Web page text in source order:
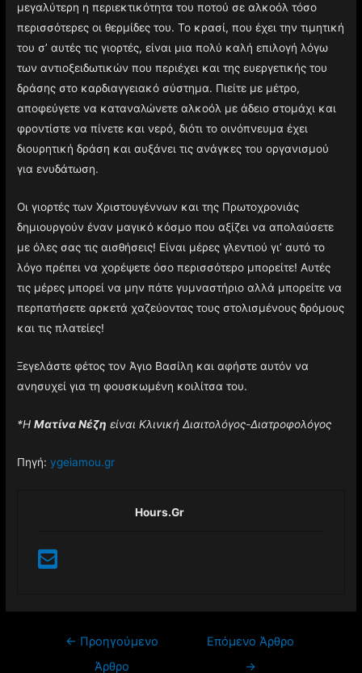
μεγαλύτερη η περιεκτικότητα του ποτού σε αλκοόλ τόσο
περισσότερες οι θερμίδες του. Το κρασί, που έχει την τιμητική
του σ’ αυτές τις γιορτές, είναι μια πολύ καλή επιλογή λόγω
των αντιοξειδωτικών που περιέχει και της ευεργετικής του
δράσης στο καρδιαγγειακό σύστημα. Πιείτε με μέτρο,
αποφεύγετε να καταναλώνετε αλκοόλ με άδειο στομάχι και
φροντίστε να πίνετε και νερό, διότι το οινόπνευμα έχει
διουρητική δράση και αυξάνει τις ανάγκες του οργανισμού
για ενυδάτωση.
Οι γιορτές των Χριστουγέννων και της Πρωτοχρονιάς
δημιουργούν έναν μαγικό κόσμο που αξίζει να απολαύσετε
με όλες σας τις αισθήσεις! Είναι μέρες γλεντιού γι’ αυτό το
λόγο πρέπει να χορέψετε όσο περισσότερο μπορείτε! Αυτές
τις μέρες μπορεί να μην πάτε γυμναστήριο αλλά μπορείτε να
περπατήσετε αρκετά χαζεύοντας τους στολισμένους δρόμους
και τις πλατείες!
Ξεγελάστε φέτος τον Άγιο Βασίλη και αφήστε αυτόν να
ανησυχεί για τη φουσκωμένη κοιλίτσα του.
*ΗΜατίνα Νέζη είναι Κλινική Διαιτολόγος-Διατροφολόγος
Πηγή:ygeiamou.gr
Hours.gr
← Προηγούμενο
Άρθρο
Επόμενο Άρθρο
→